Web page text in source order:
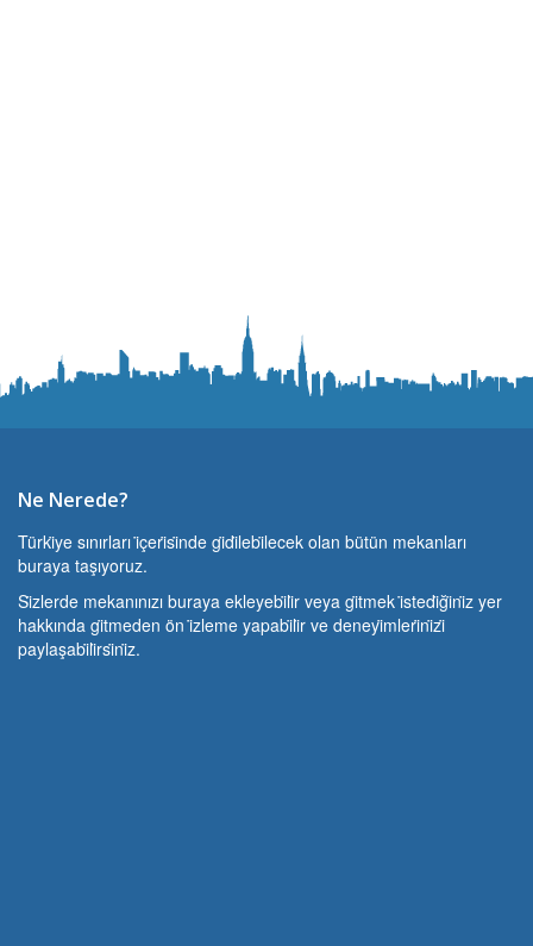
Ne Nerede?
Türki̇ye sınırları i̇çeri̇si̇nde gi̇di̇lebi̇lecek olan bütün mekanları
buraya taşıyoruz.
Si̇zlerde mekanınızı buraya ekleyebi̇li̇r veya gi̇tmek i̇stedi̇ği̇ni̇z yer
hakkında gi̇tmeden ön i̇zleme yapabi̇li̇r ve deneyi̇mleri̇ni̇zi̇
paylaşabi̇li̇rsi̇ni̇z.